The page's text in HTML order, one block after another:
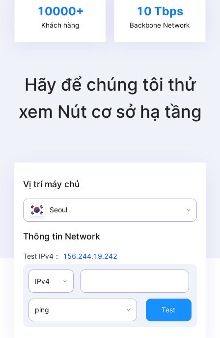
10000+
Khách hàng
10 Tbps
Backbone Network
Hãy để chúng tôi thử
xem Nút cơ sở hạ tầng
Vị trí máy chủ
Seoul
Thông tin Network
Test IPv4： 156.244.19.242
IPv4
ping Test